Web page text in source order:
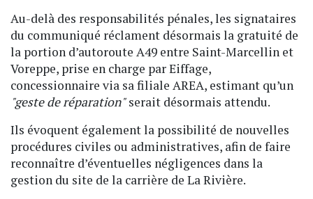
Au-delà des responsabilités pénales, les signataires
du communiqué réclament désormais la gratuité de
la portion d’autoroute A49 entre Saint-Marcellin et
Voreppe, prise en charge par Eiffage,
concessionnaire via sa filiale AREA, estimant qu’un
"geste de réparation"serait désormais attendu.
Ils évoquent également la possibilité de nouvelles
procédures civiles ou administratives, afin de faire
reconnaître d’éventuelles négligences dans la
gestion du site de la carrière de La Rivière.